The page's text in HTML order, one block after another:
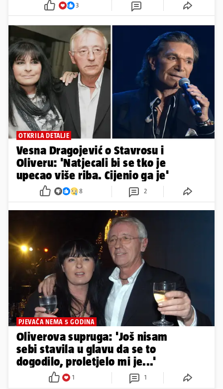
3
OTKRILA DETALJE
Vesna Dragojević o Stavrosu i
Oliveru: 'Natjecali bi se tko je
upecao više riba. Cijenio ga je'
8 2
PJEVAČA NEMA 5 GODINA
Oliverova supruga: 'Još nisam
sebi stavila u glavu da se to
dogodilo, proletjelo mi je...'
1 1